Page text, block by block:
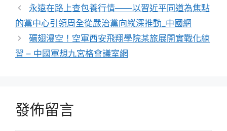
類
永遠在路上查包養行情——以習近平同道為焦點
的黨中心引領周全從嚴治黨向縱深推動_中國網
礪翅漫空！空軍西安飛翔學院某旅展開實戰化練
習 – 中國軍想九宮格會議室網
發佈留言